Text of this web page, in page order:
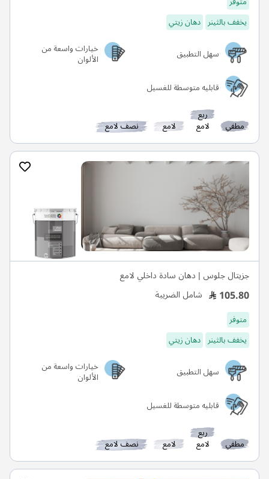
يخفف بالثينر دهان زيتي
سهل التطبيق
خيارات واسعة من
الألوان
قابليه متوسطة للغسيل
مطفي
ربع
لامع لامع نصف لامع
جزيتال جلوس | دهان سادة داخلي لامع
105.80 شامل الضريبة
متوفر
يخفف بالثينر دهان زيتي
سهل التطبيق
خيارات واسعة من
الألوان
قابليه متوسطة للغسيل
مطفي
ربع
لامع لامع نصف لامع